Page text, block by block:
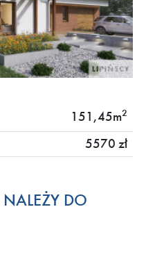
151,45m2
5570 zł
NALEŻY DO